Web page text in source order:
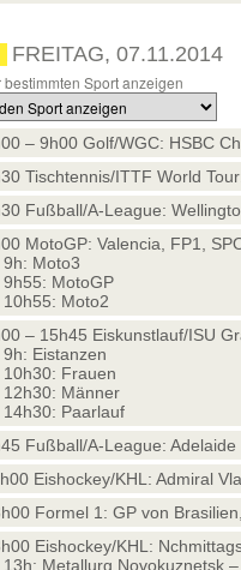
FREITAG, 07.11.2014
bestimmten Sport anzeigen
– 9h00 Golf/WGC: HSBC
Tischtennis/ITTF World
Fußball/A-League:
MotoGP: Valencia, FP1,
Moto3
MotoGP
Moto2
– 15h45 Eiskunstlauf/ISU
Eistanzen
Frauen
Männer
Paarlauf
Fußball/A-League:
Eishockey/KHL: Admiral
Formel 1: GP von
Eishockey/KHL:
Metallurg Novokuznetsk